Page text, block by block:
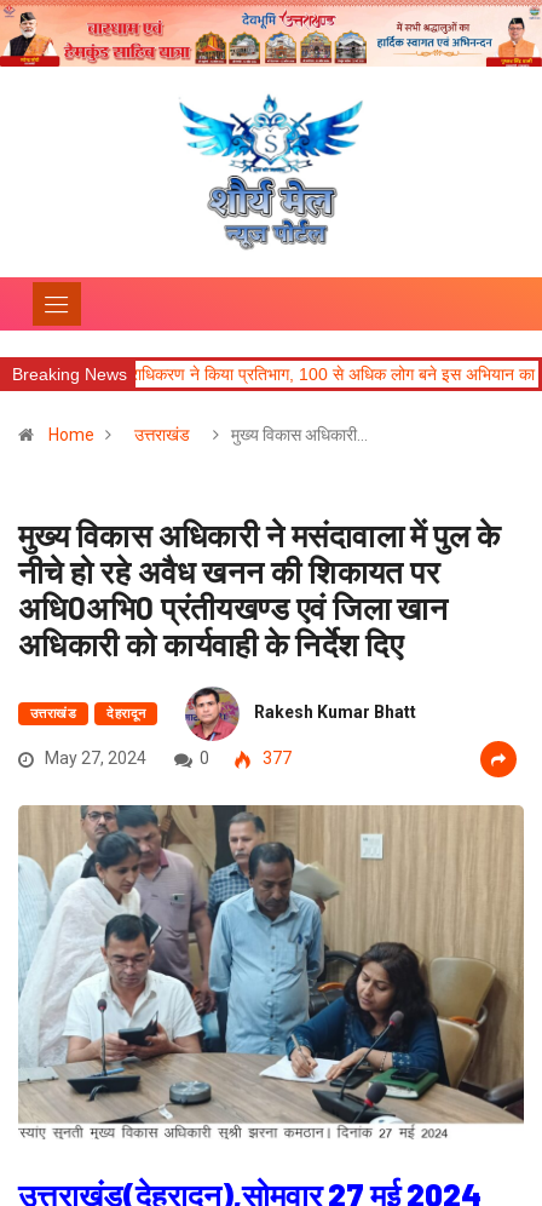
Breaking News
सेवा प्राधिकरण ने किया प्रतिभाग, 100 से अधिक लोग बने इस अभियान का हिस्सा
Home उत्तराखंड मुख्य विकास अधिकारी…
मुख्य विकास अधिकारी ने मसंदावाला में पुल के
नीचे हो रहे अवैध खनन की शिकायत पर
अधि0अभि0 प्रंतीयखण्ड एवं जिला खान
अधिकारी को कार्यवाही के निर्देश दिए
उत्तराखंड देहरादून Rakesh Kumar Bhatt
May 27, 2024 0 377
उत्तराखंड(देहरादून),सोमवार 27 मई 2024